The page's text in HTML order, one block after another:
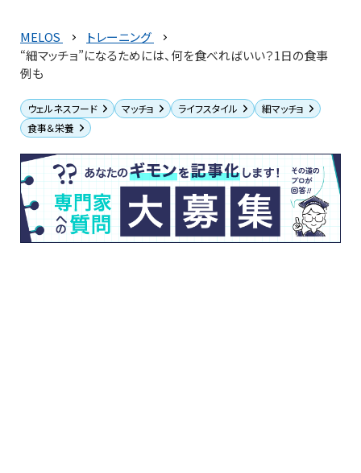
MELOS
トレーニング
“細マッチョ”になるためには、何を食べればいい？1日の食事
例も
ウェルネスフード マッチョ ライフスタイル
細マッチョ
食事＆栄養